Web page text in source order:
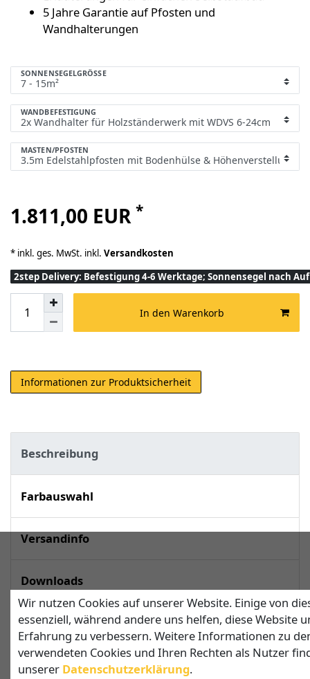
5 Jahre Garantie auf Pfosten und
Wandhalterungen
SONNENSEGELGRÖSSE
WANDBEFESTIGUNG
MASTEN/PFOSTEN
1.811,00 EUR *
* inkl. ges. MwSt. inkl. Versandkosten
2step Delivery: Befestigung 4-6 Werktage; Sonnensegel nach
In den Warenkorb
Informationen zur Produktsicherheit
Beschreibung
Farbauswahl
Versandinfo
Downloads
techn. Daten
Wir nutzen Cookies auf unserer Website. Einige von
essenziell, während andere uns helfen, diese Website
Erfahrung zu verbessern. Weitere Informationen zu
verwendeten Cookies und Ihren Rechten als Nutzer
unserer Daten­schutz­erklärung.